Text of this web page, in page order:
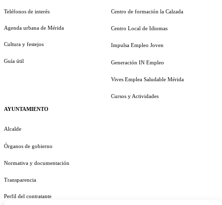
Teléfonos de interés
Agenda urbana de Mérida
Cultura y festejos
Guía útil
AYUNTAMIENTO
Alcalde
Órganos de gobierno
Normativa y documentación
Transparencia
Perfil del contratante
Centro de formación la Calzada
Centro Local de Idiomas
Impulsa Empleo Joven
Generación IN Empleo
Vives Emplea Saludable Mérida
Cursos y Actividades